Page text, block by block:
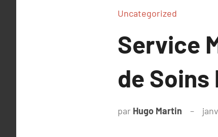
Uncategorized
Service
de
par Hugo Martin